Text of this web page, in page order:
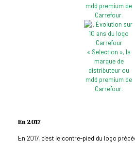
En 2017
En 2017, c’est le contre-pied du logo